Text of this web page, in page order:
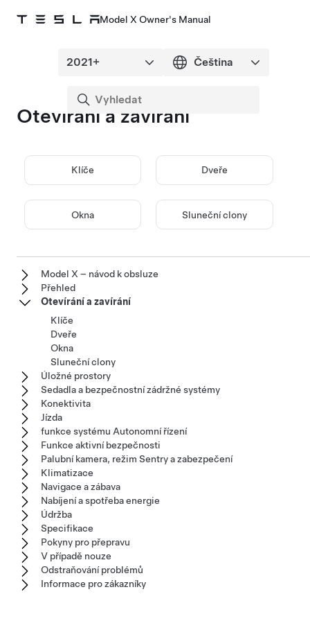
Model X Owner's Manual
Otevírání a zavírání
Klíče Dveře
Okna Sluneční clony
Model X – návod k obsluze
Přehled
Otevírání a zavírání
Klíče
Dveře
Okna
Sluneční clony
Úložné prostory
Sedadla a bezpečnostní zádržné systémy
Konektivita
Jízda
funkce systému Autonomní řízení
Funkce aktivní bezpečnosti
Palubní kamera, režim Sentry a zabezpečení
Klimatizace
Navigace a zábava
Nabíjení a spotřeba energie
Údržba
Specifikace
Pokyny pro přepravu
V případě nouze
Odstraňování problémů
Informace pro zákazníky